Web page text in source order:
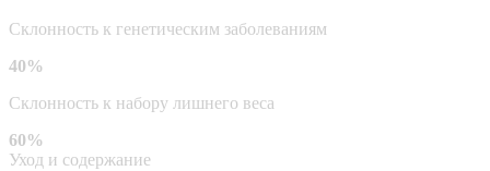
Склонность к генетическим заболеваниям
40%
Склонность к набору лишнего веса
60%
Уход и содержание